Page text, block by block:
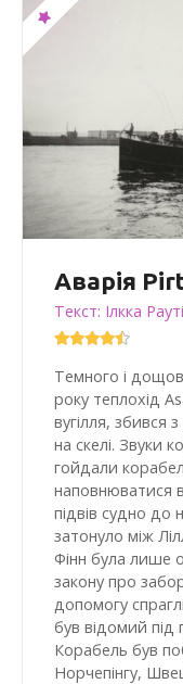
Аварія
Текст: Ілкка
Темного і
року теплохід
вугілля, збився
на скелі. Звуки
гойдали
наповнюватися
підвів судно до
затонуло між
Фінн була лише
закону про
допомогу
був відомий під
Корабель був
Норчепінгу,